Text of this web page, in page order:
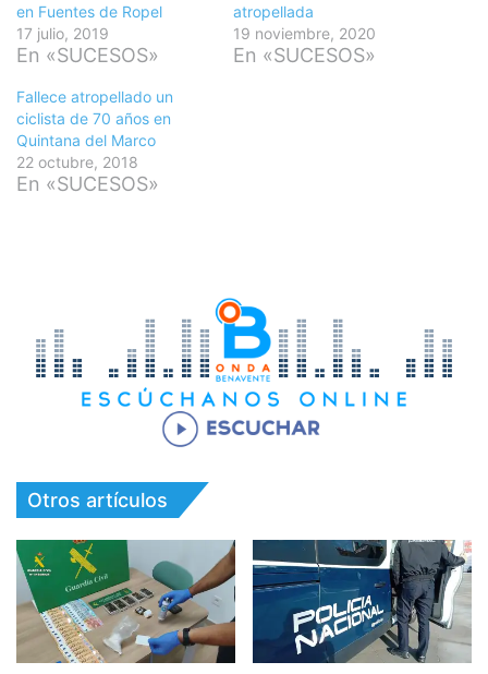
en Fuentes de Ropel
17 julio, 2019
En «SUCESOS»
atropellada
19 noviembre, 2020
En «SUCESOS»
Fallece atropellado un
ciclista de 70 años en
Quintana del Marco
22 octubre, 2018
En «SUCESOS»
Otros artículos